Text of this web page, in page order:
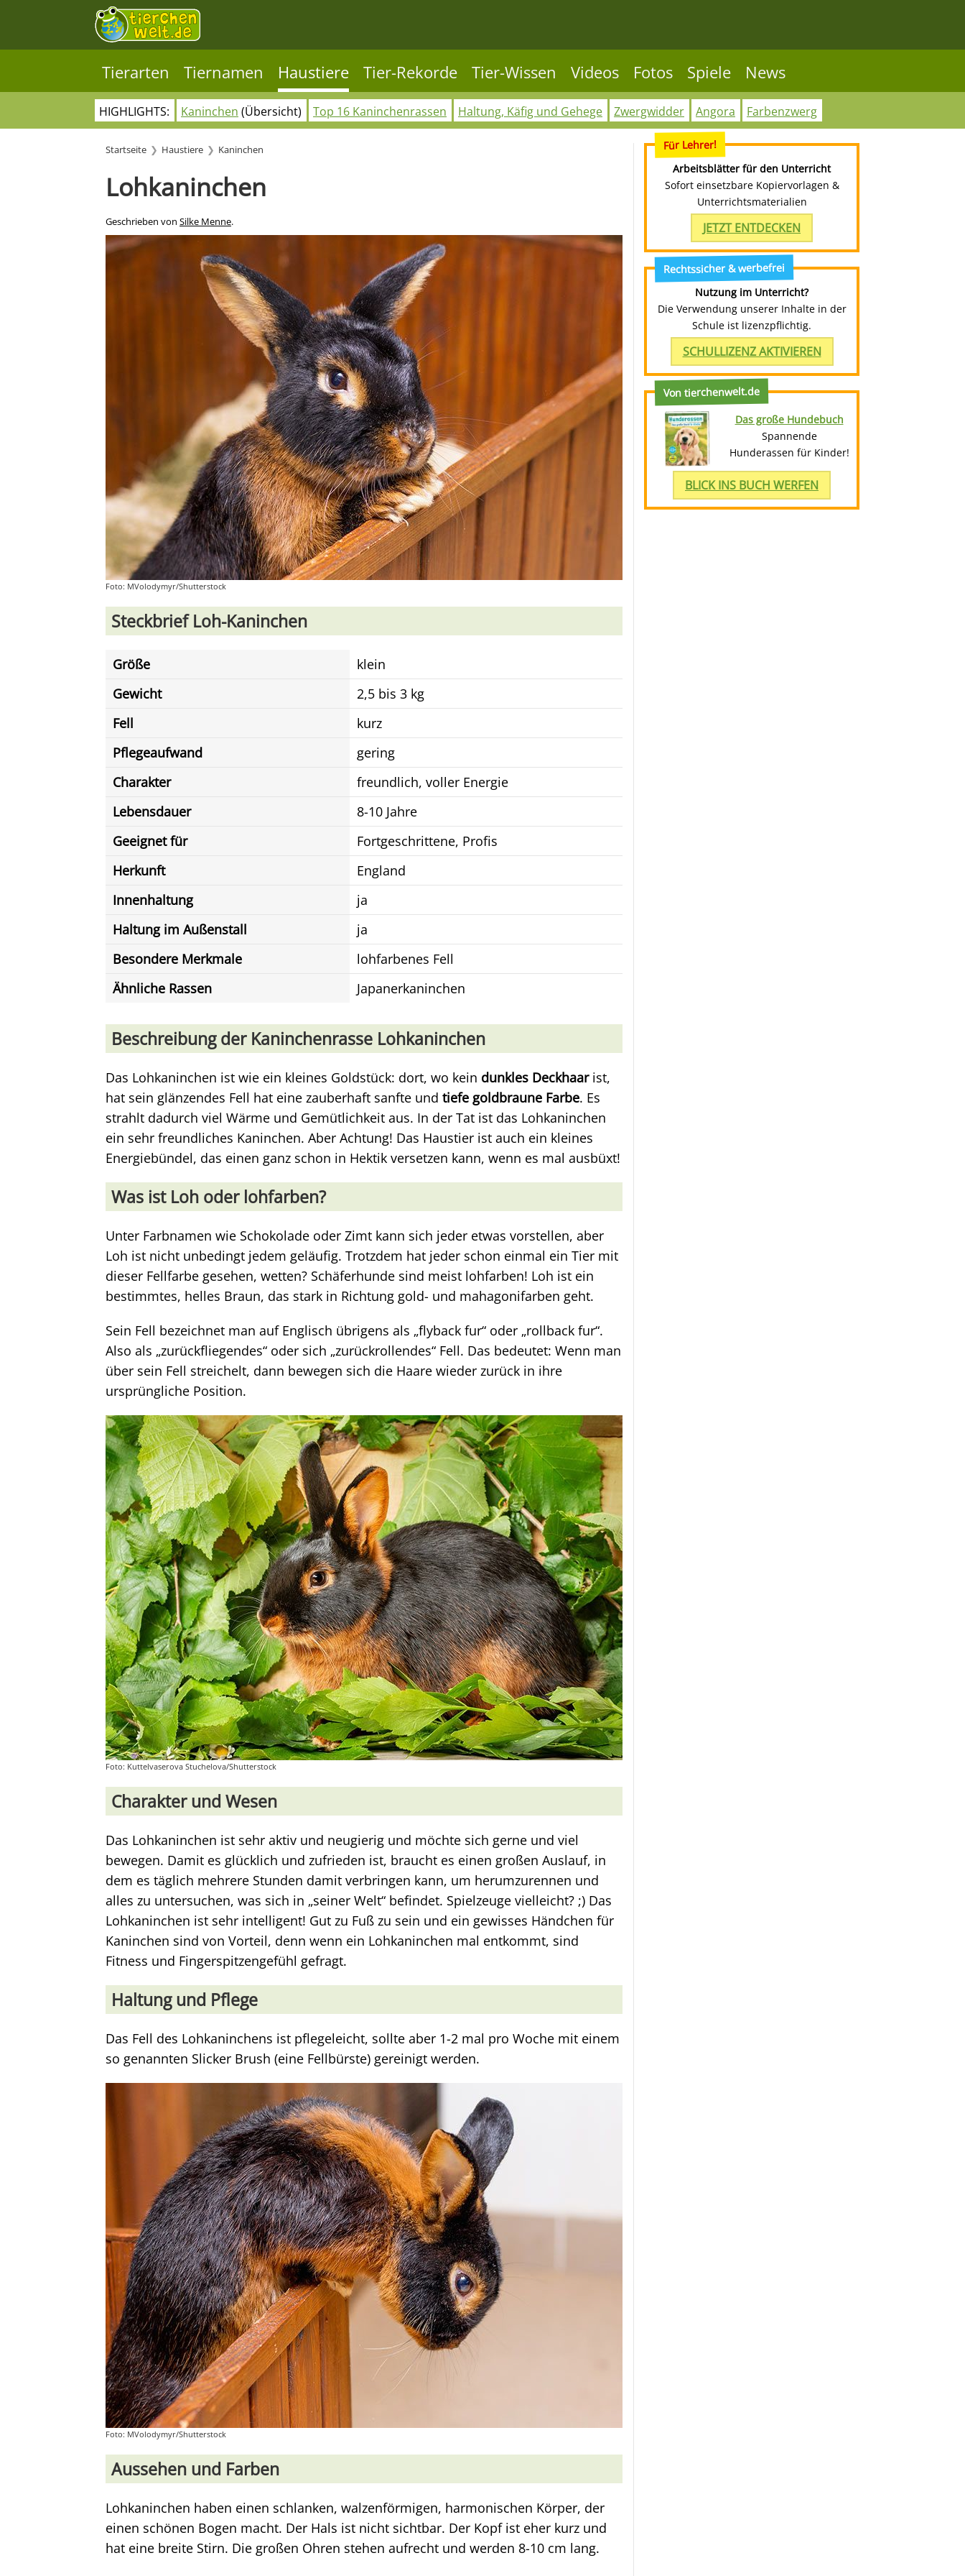
Tierarten Tiernamen Haustiere Tier-Rekorde Tier-Wissen Videos Fotos Spiele News
HIGHLIGHTS: Kaninchen (Übersicht) Top 16 Kaninchenrassen Haltung, Käfig und Gehege Zwergwidder Angora Farbenzwerg
Startseite Haustiere Kaninchen
Lohkaninchen
Geschrieben von Silke Menne.
Foto: MVolodymyr/Shutterstock
Steckbrief Loh-Kaninchen
Größe
klein
Gewicht
2,5 bis 3 kg
Fell
kurz
Pflegeaufwand
gering
Charakter
freundlich, voller Energie
Lebensdauer
8-10 Jahre
Geeignet für
Fortgeschrittene, Profis
Herkunft
England
Innenhaltung
ja
Haltung im Außenstall
ja
Besondere Merkmale
lohfarbenes Fell
Ähnliche Rassen
Japanerkaninchen
Beschreibung der Kaninchenrasse Lohkaninchen
Das Lohkaninchen ist wie ein kleines Goldstück: dort, wo kein dunkles Deckhaarist,
hat sein glänzendes Fell hat eine zauberhaft sanfte und tiefe goldbraune Farbe. Es
strahlt dadurch viel Wärme und Gemütlichkeit aus. In der Tat ist das Lohkaninchen
ein sehr freundliches Kaninchen. Aber Achtung! Das Haustier ist auch ein kleines
Energiebündel, das einen ganz schon in Hektik versetzen kann, wenn es mal ausbüxt!
Was ist Loh oder lohfarben?
Unter Farbnamen wie Schokolade oder Zimt kann sich jeder etwas vorstellen, aber
Loh ist nicht unbedingt jedem geläufig. Trotzdem hat jeder schon einmal ein Tier mit
dieser Fellfarbe gesehen, wetten? Schäferhunde sind meist lohfarben! Loh ist ein
bestimmtes, helles Braun, das stark in Richtung gold- und mahagonifarben geht.
Sein Fell bezeichnet man auf Englisch übrigens als „flyback fur“ oder „rollback fur“.
Also als „zurückfliegendes“ oder sich „zurückrollendes“ Fell. Das bedeutet: Wenn man
über sein Fell streichelt, dann bewegen sich die Haare wieder zurück in ihre
ursprüngliche Position.
Foto: Kuttelvaserova Stuchelova/Shutterstock
Charakter und Wesen
Das Lohkaninchen ist sehr aktiv und neugierig und möchte sich gerne und viel
bewegen. Damit es glücklich und zufrieden ist, braucht es einen großen Auslauf, in
dem es täglich mehrere Stunden damit verbringen kann, um herumzurennen und
alles zu untersuchen, was sich in „seiner Welt“ befindet. Spielzeuge vielleicht? ;) Das
Lohkaninchen ist sehr intelligent! Gut zu Fuß zu sein und ein gewisses Händchen für
Kaninchen sind von Vorteil, denn wenn ein Lohkaninchen mal entkommt, sind
Fitness und Fingerspitzengefühl gefragt.
Haltung und Pflege
Das Fell des Lohkaninchens ist pflegeleicht, sollte aber 1-2 mal pro Woche mit einem
so genannten Slicker Brush (eine Fellbürste) gereinigt werden.
Foto: MVolodymyr/Shutterstock
Aussehen und Farben
Lohkaninchen haben einen schlanken, walzenförmigen, harmonischen Körper, der
einen schönen Bogen macht. Der Hals ist nicht sichtbar. Der Kopf ist eher kurz und
hat eine breite Stirn. Die großen Ohren stehen aufrecht und werden 8-10 cm lang.
Für Lehrer!
Arbeitsblätter für den Unterricht
Sofort einsetzbare Kopiervorlagen &
Unterrichtsmaterialien
JETZT ENTDECKEN
Rechtssicher & werbefrei
Nutzung im Unterricht?
Die Verwendung unserer Inhalte in der
Schule ist lizenzpflichtig.
SCHULLIZENZ AKTIVIEREN
Von tierchenwelt.de
Das große Hundebuch
Spannende
Hunderassen für Kinder!
BLICK INS BUCH WERFEN